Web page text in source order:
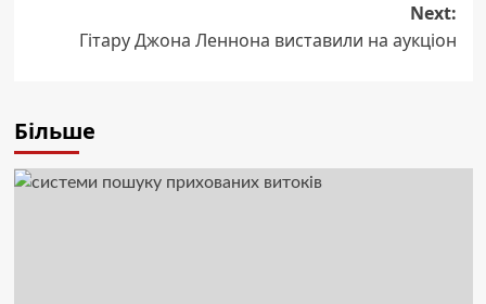
Next:
Гітару Джона Леннона виставили на аукціон
Більше